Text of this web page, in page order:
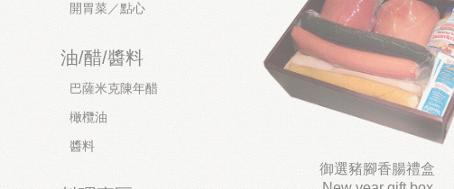
開胃菜／點心
油/醋/醬料
巴薩米克陳年醋
橄欖油
醬料
御選豬腳香腸禮盒